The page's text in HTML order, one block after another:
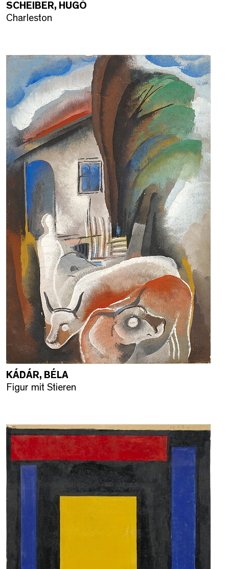
SCHEIBER, HUGÓ
Charleston
KÁDÁR, BÉLA
Figur mit Stieren